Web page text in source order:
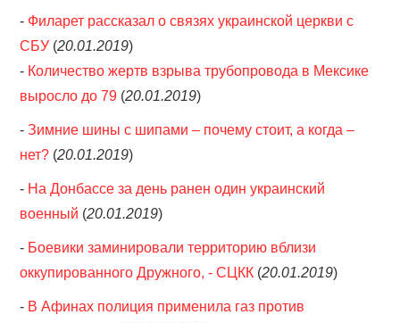
- Филарет рассказал о связях украинской церкви с
СБУ (20.01.2019)
- Количество жертв взрыва трубопровода в Мексике
выросло до 79 (20.01.2019)
-Зимние шины с шипами – почему стоит, а когда –
нет? (20.01.2019)
- На Донбассе за день ранен один украинский
военный (20.01.2019)
- Боевики заминировали территорию вблизи
оккупированного Дружного, - СЦКК (20.01.2019)
- В Афинах полиция применила газ против